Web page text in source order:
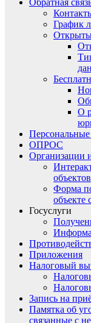
Обратная
График
О
ОПРОС
Организации
объектов
Форма
объекте
Госуслуги
Приложения
Налоговый
Запись на
Памятка об
связанные с